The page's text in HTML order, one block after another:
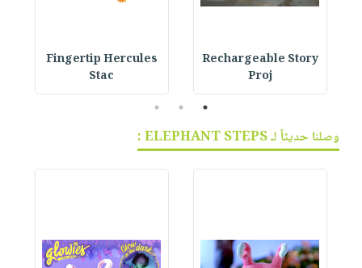
Rechargeable Story
Proj
Fingertip Hercules
Stac
1
2
3
وصلنا حديثاً لـ ELEPHANT STEPS :